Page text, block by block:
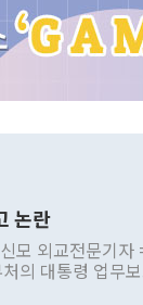
논란
모 외교전문기자
의 대통령 업무